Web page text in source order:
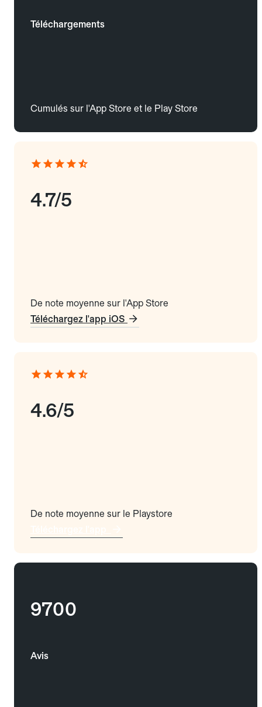
Téléchargements
Cumulés sur l'App Store et le Play Store
4.7/5
De note moyenne sur l'App Store
Téléchargez l'app iOS
4.6/5
De note moyenne sur le Playstore
9700
Avis